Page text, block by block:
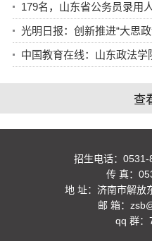
179名，山东省公务员录用
光明日报：创新推进“大思
查
招生电话：
传 真：
地 址：济南市解放
邮 箱：
qq 群：